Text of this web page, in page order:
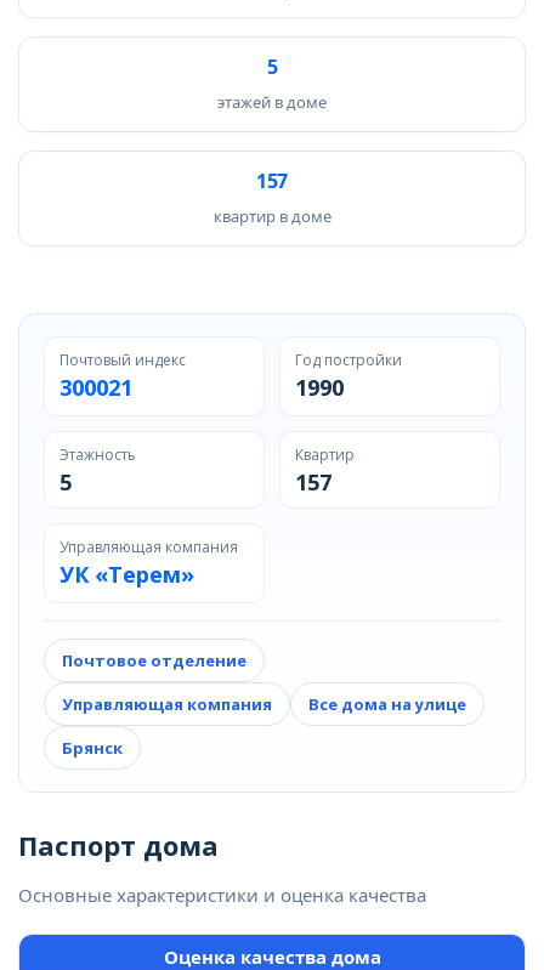
5
этажей в доме
157
квартир в доме
Почтовый индекс
300021
Год постройки
1990
Этажность
5
Квартир
157
Управляющая компания
УК «Терем»
Почтовое отделение
Управляющая компания
Все дома на улице
Брянск
Паспорт дома
Основные характеристики и оценка качества
Оценка качества дома